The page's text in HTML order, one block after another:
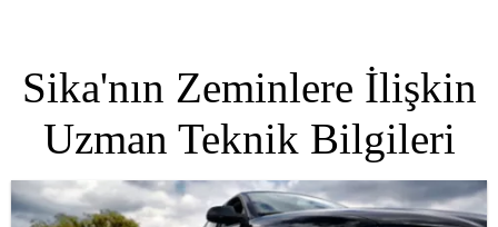
Sika'nın Zeminlere İlişkin
Uzman Teknik Bilgileri